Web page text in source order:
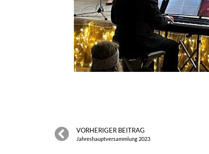
VORHERIGER BEITRAG
Jahreshauptversammlung 2023